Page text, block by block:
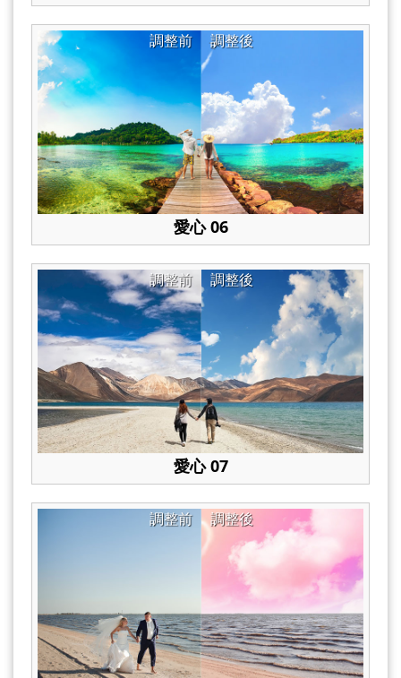
調整後
調整前
愛心 06
調整後
調整前
愛心 07
調整後
調整前